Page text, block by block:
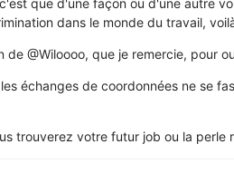
que d'une façon ou d'une autre
dans le monde du travail,
de @Wiloooo, que je remercie, pour
échanges de coordonnées ne se
trouverez votre futur job ou la perle